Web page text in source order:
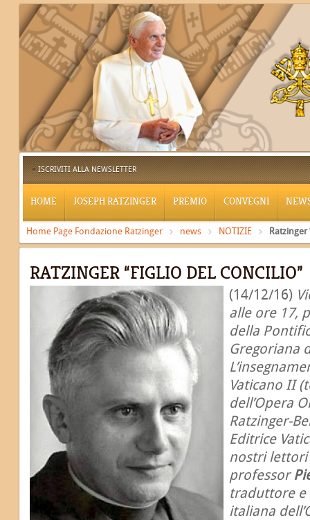
ISCRIVITI ALLA NEWSLETTER
HOME JOSEPH RATZINGER PREMIO CONVEGNI
Home Page Fondazione Ratzinger news NOTIZIE
RATZINGER “FIGLIO DEL CONCILIO”
(14/12/16)
alle ore 17,
della
Gregoriana
Vaticano II
dell’Opera
Ratzinger-
Editrice
nostri
professor
traduttore e
italiana